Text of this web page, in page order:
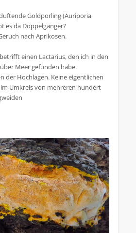
Goldporling (Auriporia
es da Doppelgänger?
nach Aprikosen.
einen Lactarius, den ich in den
Meer gefunden habe.
der Hochlagen. Keine eigentlichen
Umkreis von mehreren hundert